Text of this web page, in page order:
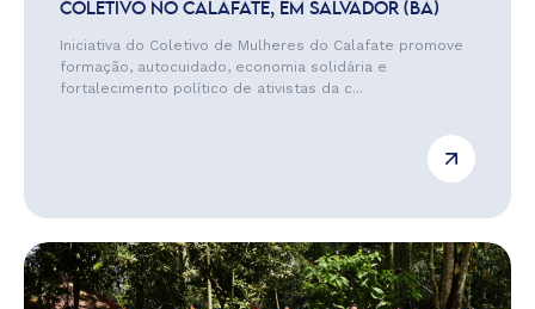
COLETIVO NO CALAFATE, EM SALVADOR (BA)
Iniciativa do Coletivo de Mulheres do Calafate promove
formação, autocuidado, economia solidária e
fortalecimento político de ativistas da c...